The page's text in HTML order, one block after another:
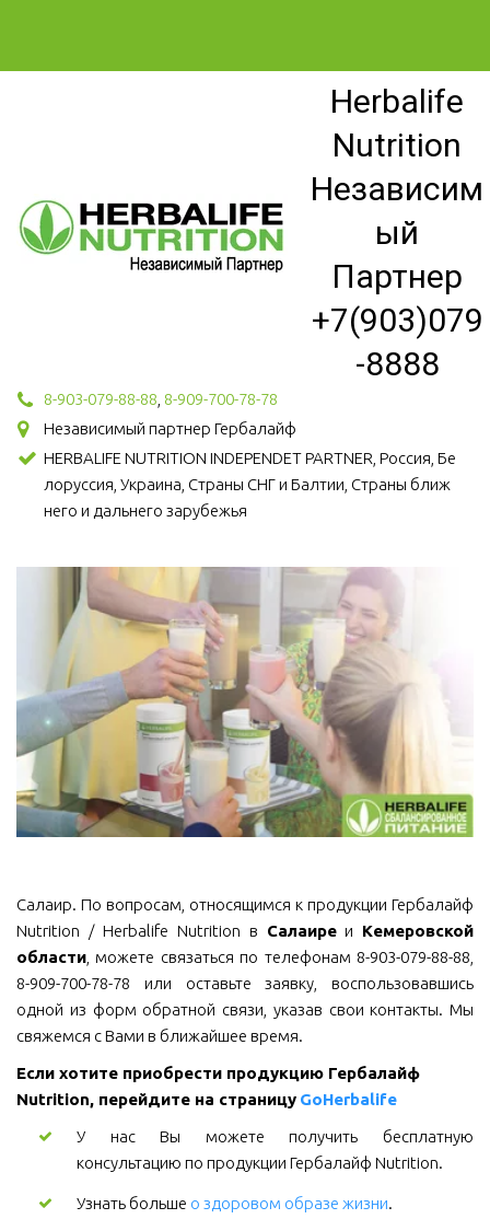
Herbalife
Nutrition
Независим
ый
Партнер
+7(903)079
-8888
8-903-079-88-88 8-909-700-78-78
Независимый партнер Гербалайф
HERBALIFE NUTRITION INDEPENDET PARTNER, Россия, Бе
лоруссия, Украина, Страны СНГ и Балтии, Страны ближ
него и дальнего зарубежья
Салаир. По вопросам, относящимся к продукции Гербалайф
Nutrition / Herbalife Nutrition в Салаиреи Кемеровской
области, можете связаться по телефонам 8-903-079-88-88,
8-909-700-78-78 или оставьте заявку, воспользовавшись
одной из форм обратной связи, указав свои контакты. Мы
свяжемся с Вами в ближайшее время.
Если хотите приобрести продукцию Гербалайф
Nutrition, перейдите на страницу GoHerbalife
У нас Вы можете получить бесплатную
консультацию по продукции Гербалайф Nutrition.
Узнать больше о здоровом образе жизни.